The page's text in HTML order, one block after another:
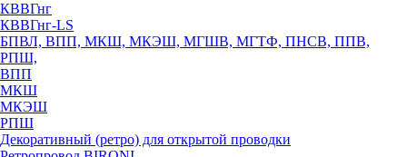
КВВГнг
КВВГнг-LS
БПВЛ, ВПП, МКШ, МКЭШ, МГШВ, МГТФ, ПНСВ, ППВ,
РПШ,
ВПП
МКШ
МКЭШ
РПШ
Декоративный (ретро) для открытой проводки